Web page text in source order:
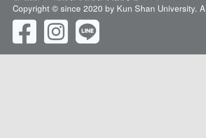
Copyright © since 2020 by Kun Shan University.